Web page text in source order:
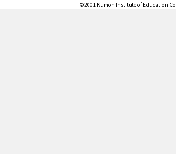
©2001 Kumon Institute of Education